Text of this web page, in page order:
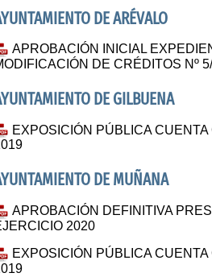
DE ARÉVALO
APROBACIÓN INICIAL
DE CRÉDITOS Nº
DE GILBUENA
EXPOSICIÓN PÚBLICA
DE MUÑANA
APROBACIÓN DEFINITIVA
2020
EXPOSICIÓN PÚBLICA